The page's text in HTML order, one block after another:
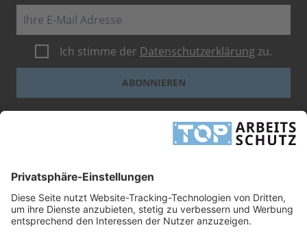
Ich stimme der Datenschutzerklärung zu.
ABONNIEREN
Dieses Formular ist durch reCAPTCHA geschützt - es gelten dieGoogle-
-Geschäftsbedingungen.
UNTERNEHMEN
RECHTLICHES
TOP ARBEITSSCHUTZ GMBH